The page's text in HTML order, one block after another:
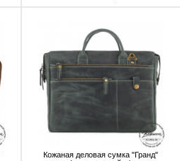
Кожаная деловая сумка "Гранд"